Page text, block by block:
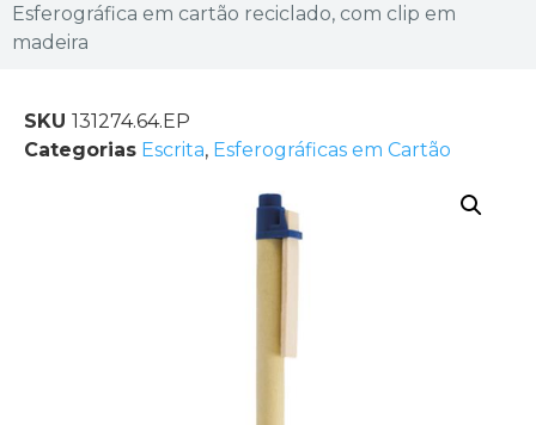
Esferográfica em cartão reciclado, com clip em
madeira
SKU 131274.64.EP
Categorias Escrita, Esferográficas em Cartão